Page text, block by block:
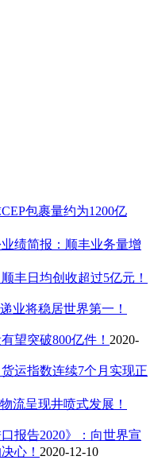
包裹量约为1200亿
绩简报：顺丰业务量增
丰日均创收超过5亿元！
业将稳居世界第一！
望突破800亿件！ 2020-
运指数连续7个月实现正
流呈现井喷式发展！
报告2020》：向世界宣
心！ 2020-12-10